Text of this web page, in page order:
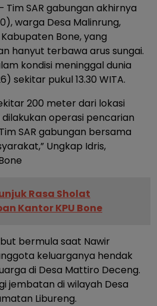
Tim SAR gabungan akhirnya
warga Desa Malinrung,
Bone, yang
hanyut terbawa arus sungai.
kondisi meninggal dunia
sekitar pukul 13.30 WITA.
200 meter dari lokasi
operasi pencarian
SAR gabungan bersama
Ungkap Idris,
Rasa Sholat
Kantor KPU Bone
bermula saat Nawir
keluarganya hendak
di Desa Mattiro Deceng.
jembatan di wilayah Desa
Libureng.